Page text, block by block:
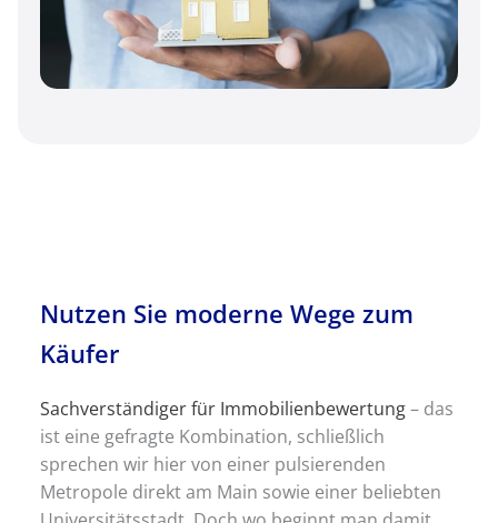
Nutzen Sie moderne Wege zum
Käufer
Sachverständiger für Immobilienbewertung– das
ist eine gefragte Kombination, schließlich
sprechen wir hier von einer pulsierenden
Metropole direkt am Main sowie einer beliebten